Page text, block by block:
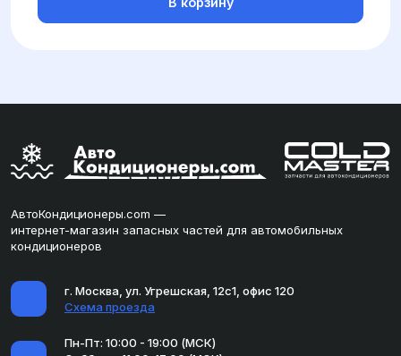
АвтоКондиционеры.com —
интернет-магазин запасных частей для автомобильных
кондиционеров
г. Москва, ул. Угрешская, 12с1, офис 120
Схема проезда
Пн-Пт: 10:00 - 19:00 (МСК)